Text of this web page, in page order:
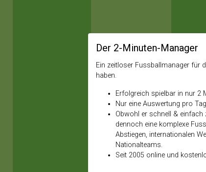
Der 2-Minuten-Manager
Ein zeitloser Fussballmanager für
haben.
Erfolgreich spielbar in nur 2
Nur eine Auswertung pro
Obwohl er schnell & einfach
dennoch eine komplexe
Abstiegen, internationalen
Nationalteams.
Seit 2005 online und